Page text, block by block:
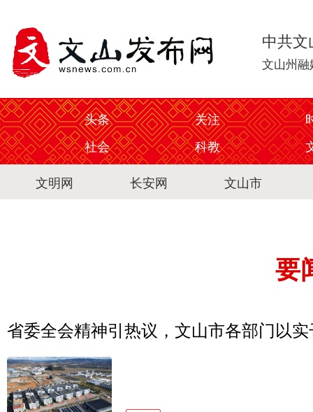
中共
文山州
头条 关注
社会
科教
文明网
长安网 文山市
要
省委全会精神引热议，文山市各部门以实